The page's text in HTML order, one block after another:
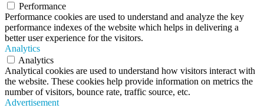
Performance
Performance cookies are used to understand and analyze the key
performance indexes of the website which helps in delivering a
better user experience for the visitors.
Analytics
Analytics
Analytical cookies are used to understand how visitors interact with
the website. These cookies help provide information on metrics the
number of visitors, bounce rate, traffic source, etc.
Advertisement